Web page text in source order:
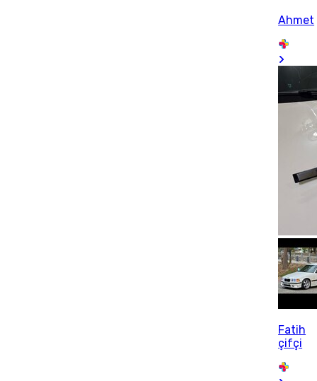
Ahmet
Fatih
çifçi